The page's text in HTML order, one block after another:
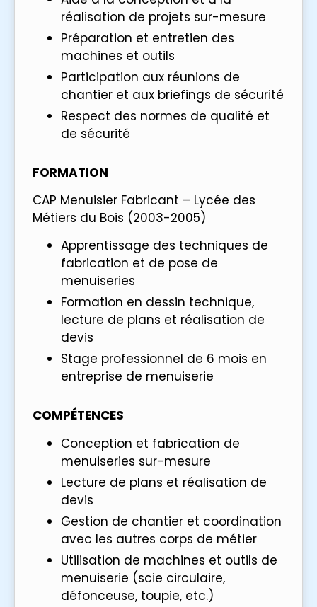
réalisation de projets sur-mesure
Préparation et entretien des
machines et outils
Participation aux réunions de
chantier et aux briefings de sécurité
Respect des normes de qualité et
de sécurité
FORMATION
CAP Menuisier Fabricant – Lycée des
Métiers du Bois (2003-2005)
Apprentissage des techniques de
fabrication et de pose de
menuiseries
Formation en dessin technique,
lecture de plans et réalisation de
devis
Stage professionnel de 6 mois en
entreprise de menuiserie
COMPÉTENCES
Conception et fabrication de
menuiseries sur-mesure
Lecture de plans et réalisation de
devis
Gestion de chantier et coordination
avec les autres corps de métier
Utilisation de machines et outils de
menuiserie (scie circulaire,
défonceuse, toupie, etc.)